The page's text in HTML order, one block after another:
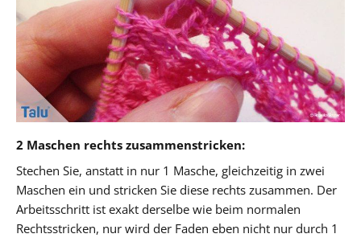
2 Maschen rechts zusammenstricken:
Stechen Sie, anstatt in nur 1 Masche, gleichzeitig in zwei
Maschen ein und stricken Sie diese rechts zusammen. Der
Arbeitsschritt ist exakt derselbe wie beim normalen
Rechtsstricken, nur wird der Faden eben nicht nur durch 1